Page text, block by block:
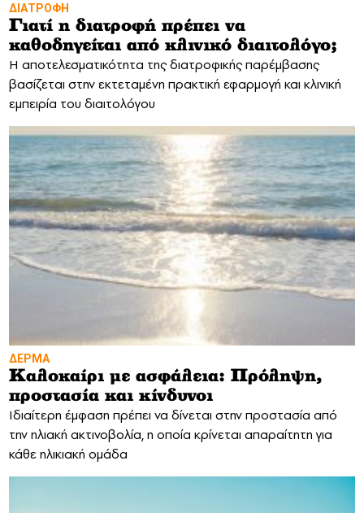
ΔΙΑΤΡΟΦΗ
Γιατί η διατροφή πρέπει να
καθοδηγείται από κλινικό διαιτολόγο;
Η αποτελεσματικότητα της διατροφικής παρέμβασης
βασίζεται στην εκτεταμένη πρακτική εφαρμογή και κλινική
εμπειρία του διαιτολόγου
ΔΕΡΜΑ
Καλοκαίρι με ασφάλεια: Πρόληψη,
προστασία και κίνδυνοι
Ιδιαίτερη έμφαση πρέπει να δίνεται στην προστασία από
την ηλιακή ακτινοβολία, η οποία κρίνεται απαραίτητη για
κάθε ηλικιακή ομάδα